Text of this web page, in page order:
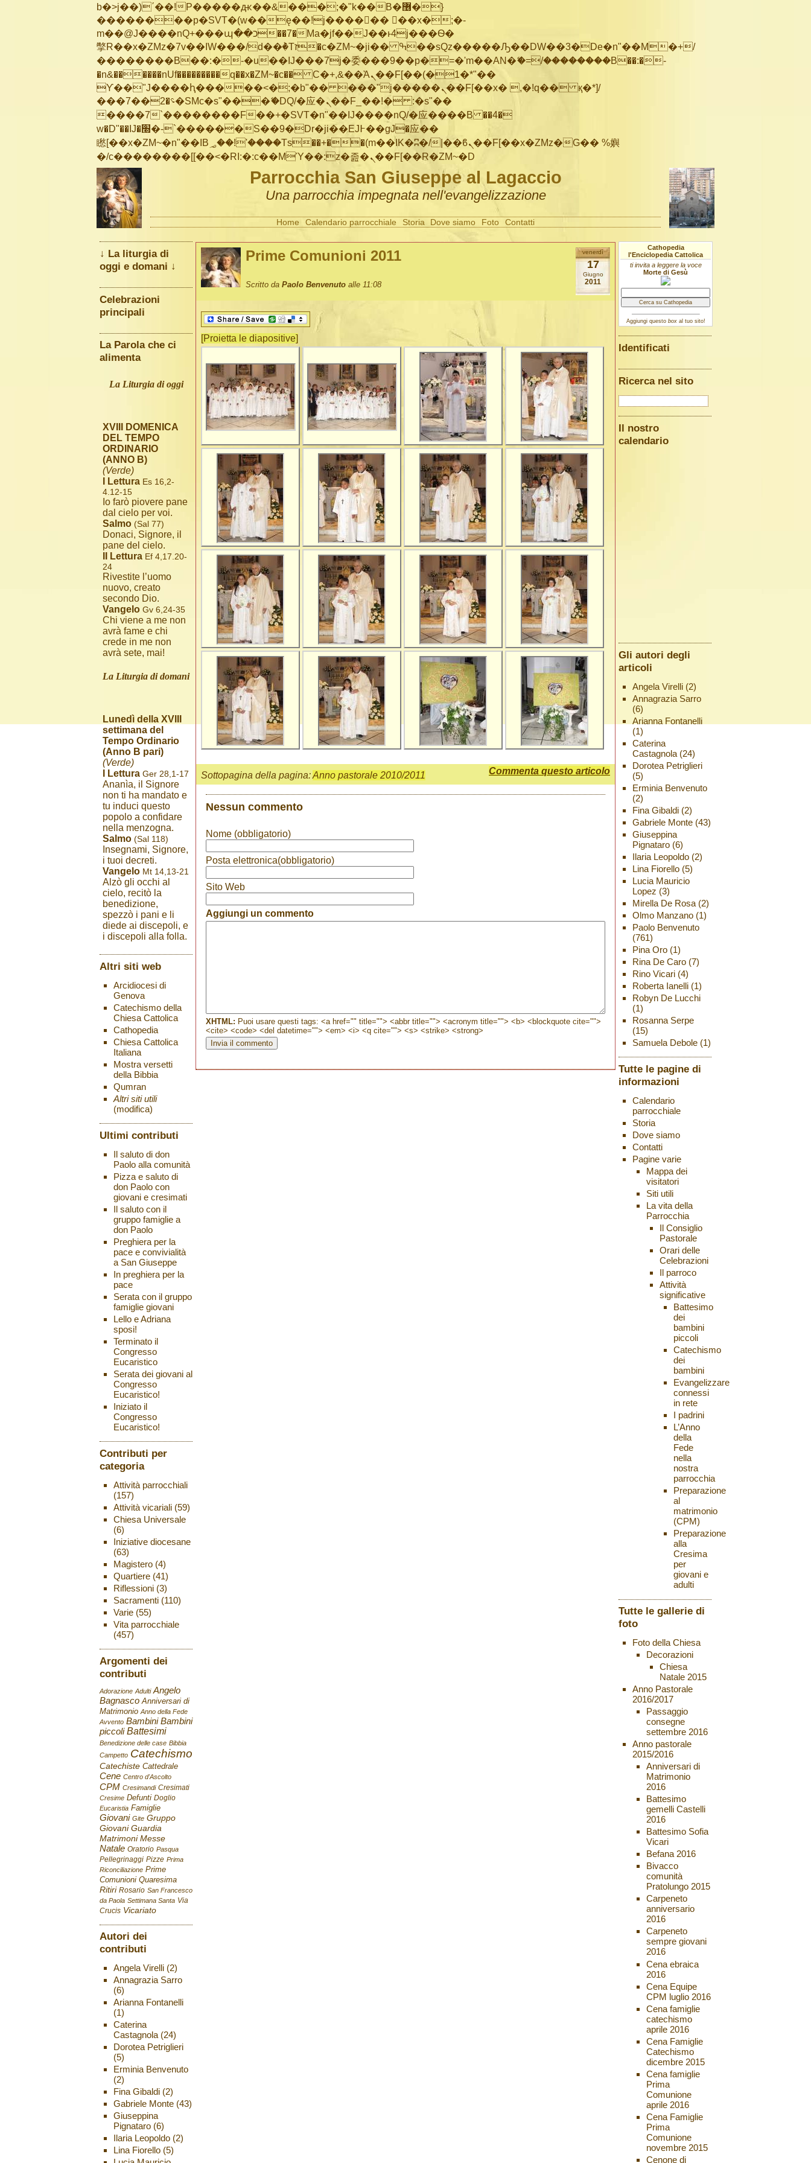
b�>j��)΄��!P�����ԫ��&���;�"k��B�޶�}
��������p�SVT�(w��ę��!j������ ��x�;�-
m��@J����nQ+���պ��כ��7�Ma�jf��J��ͱ4j���Ѳ�
撆R��x�ZMz�7v��IW���/d��ٞ�Тז�c�ZM~�ji�� ߒ��sQz�����Ԡ��DW��3�De�n"��M�+/
��������B��:�-�u��IJ���7j�委���9��p�=�'m��AN�ޭ�=/��������B��:�-
�n&������nUf���������q��x�ZM~�c�� Ϲ�+,&��Ὰܢ��F[��(�1�*"��
ϒ��"J����ԧ�����<�;�b"�� ���"j�����ܢ��F[��x� ,�!q�� қ�*]/
���؝�2��7�SMc�s"���ޭ�DQ/�应�ܢ��F_��!� :�s"��
����7`��������F��+�SVT�n"��IJ����nQ/�应����B ��4�
w�D"��IJ�׭�-`������S��9�Dr�ji��EJ߅��gJ�应��
矁[��x�ZM~�n"��IB؃��!'����Тѕ��+��(m��IK�ʭ�/|��ϐܢ��F[��x�ZMz�G�� %嬩
�/c��������[[��<�RI:�:c��MΎ��:z�졾�ܢ��F[��R�ZM~�D
Parrocchia San Giuseppe al Lagaccio
Una parrocchia impegnata nell'evangelizzazione
Home Calendario parrocchiale Storia Dove siamo Foto Contatti
venerdì
17
Giugno
2011
Prime Comunioni 2011
Scritto da Paolo Benvenuto alle 11:08
[Proietta le diapositive]
Commenta questo articolo
Sottopagina della pagina:Anno pastorale 2010/2011
Nessun commento
Nome (obbligatorio)
Posta elettronica(obbligatorio)
Sito Web
Aggiungi un commento
XHTML: Puoi usare questi tags: <a href="" title=""> <abbr title=""> <acronym title=""> <b> <blockquote cite="">
<cite> <code> <del datetime=""> <em> <i> <q cite=""> <s> <strike> <strong>
↓ La liturgia di
oggi e domani ↓
Celebrazioni
principali
La Parola che ci
alimenta
La Liturgia di oggi
XVIII DOMENICA
DEL TEMPO
ORDINARIO
(ANNO B)
(Verde)
I Lettura Es 16,2-
4.12-15
Io farò piovere pane
dal cielo per voi.
Salmo (Sal 77)
Donaci, Signore, il
pane del cielo.
II Lettura Ef 4,17.20-
24
Rivestite l’uomo
nuovo, creato
secondo Dio.
Vangelo Gv 6,24-35
Chi viene a me non
avrà fame e chi
crede in me non
avrà sete, mai!
La Liturgia di domani
Lunedì della XVIII
settimana del
Tempo Ordinario
(Anno B pari)
(Verde)
I Lettura Ger 28,1-17
Ananìa, il Signore
non ti ha mandato e
tu induci questo
popolo a confidare
nella menzogna.
Salmo (Sal 118)
Insegnami, Signore,
i tuoi decreti.
Vangelo Mt 14,13-21
Alzò gli occhi al
cielo, recitò la
benedizione,
spezzò i pani e li
diede ai discepoli, e
i discepoli alla folla.
Altri siti web
Arcidiocesi di
Genova
Catechismo della
Chiesa Cattolica
Cathopedia
Chiesa Cattolica
Italiana
Mostra versetti
della Bibbia
Qumran
Altri siti utili
(modifica)
Ultimi contributi
Il saluto di don
Paolo alla comunità
Pizza e saluto di
don Paolo con
giovani e cresimati
Il saluto con il
gruppo famiglie a
don Paolo
Preghiera per la
pace e convivialità
a San Giuseppe
In preghiera per la
pace
Serata con il gruppo
famiglie giovani
Lello e Adriana
sposi!
Terminato il
Congresso
Eucaristico
Serata dei giovani al
Congresso
Eucaristico!
Iniziato il
Congresso
Eucaristico!
Contributi per
categoria
Attività parrocchiali
(157)
Attività vicariali(59)
Chiesa Universale
(6)
Iniziative diocesane
(63)
Magistero(4)
Quartiere(41)
Riflessioni(3)
Sacramenti(110)
Varie(55)
Vita parrocchiale
(457)
Argomenti dei
contributi
Adorazione Adulti Angelo
Bagnasco Anniversari di
Matrimonio Anno della Fede
Avvento Bambini Bambini
piccoli Battesimi
Benedizione delle case Bibbia
Campetto Catechismo
Catechiste Cattedrale
Cene Centro d'Ascolto
CPM Cresimandi Cresimati
Cresime Defunti Doglio
Eucaristia Famiglie
Giovani Gite Gruppo
Giovani Guardia
Matrimoni Messe
Natale Oratorio Pasqua
Pellegrinaggi Pizze Prima
Riconciliazione Prime
Comunioni Quaresima
Ritiri Rosario San Francesco
da Paola Settimana Santa Via
Crucis Vicariato
Autori dei
contributi
Angela Virelli(2)
Annagrazia Sarro
(6)
Arianna Fontanelli
(1)
Caterina
Castagnola(24)
Dorotea Petriglieri
(5)
Erminia Benvenuto
(2)
Fina Gibaldi(2)
Gabriele Monte(43)
Giuseppina
Pignataro(6)
Ilaria Leopoldo(2)
Lina Fiorello(5)
Cathopedia
l'Enciclopedia Cattolica
ti invita a leggere la voce
Morte di Gesù
Aggiungi questo boxal tuo sito!
Identificati
Ricerca nel sito
Il nostro
calendario
Gli autori degli
articoli
Angela Virelli(2)
Annagrazia Sarro
(6)
Arianna Fontanelli
(1)
Caterina
Castagnola(24)
Dorotea Petriglieri
(5)
Erminia Benvenuto
(2)
Fina Gibaldi(2)
Gabriele Monte(43)
Giuseppina
Pignataro(6)
Ilaria Leopoldo(2)
Lina Fiorello(5)
Lucia Mauricio
Lopez (3)
Mirella De Rosa(2)
Olmo Manzano(1)
Paolo Benvenuto
(761)
Pina Oro(1)
Rina De Caro(7)
Rino Vicari(4)
Roberta Ianelli(1)
Robyn De Lucchi
(1)
Rosanna Serpe
(15)
Samuela Debole(1)
Tutte le pagine di
informazioni
Calendario
parrocchiale
Storia
Dove siamo
Contatti
Pagine varie
Mappa dei
visitatori
Siti utili
La vita della
Parrocchia
Il Consiglio
Pastorale
Orari delle
Celebrazioni
Il parroco
Attività
significative
Battesimo
dei
bambini
piccoli
Catechismo
dei
bambini
Evangelizzare
connessi
in rete
I padrini
L’Anno
della
Fede
nella
nostra
parrocchia
Preparazione
al
matrimonio
(CPM)
Preparazione
alla
Cresima
per
giovani e
adulti
Tutte le gallerie di
foto
Foto della Chiesa
Decorazioni
Chiesa
Natale 2015
Anno Pastorale
2016/2017
Passaggio
consegne
settembre 2016
Anno pastorale
2015/2016
Anniversari di
Matrimonio
2016
Battesimo
gemelli Castelli
2016
Battesimo Sofia
Vicari
Befana 2016
Bivacco
comunità
Pratolungo 2015
Carpeneto
anniversario
2016
Carpeneto
sempre giovani
2016
Cena ebraica
2016
Cena Equipe
CPM luglio 2016
Cena famiglie
catechismo
aprile 2016
Cena Famiglie
Catechismo
dicembre 2015
Cena famiglie
Prima
Comunione
aprile 2016
Cena Famiglie
Prima
Comunione
novembre 2015
Cenone di